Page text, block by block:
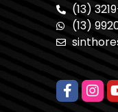
(13)
(13)